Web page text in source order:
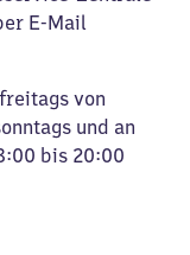
E-Mail
von
und an
bis 20:00